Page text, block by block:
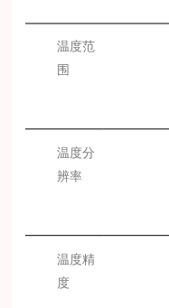
温度范
围
温度分
辨率
温度精
度